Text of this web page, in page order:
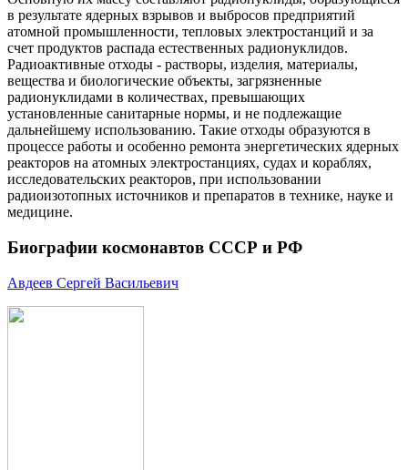
в результате ядерных взрывов и выбросов предприятий
атомной промышленности, тепловых электростанций и за
счет продуктов распада естественных радионуклидов.
Радиоактивные отходы - растворы, изделия, материалы,
вещества и биологические объекты, загрязненные
радионуклидами в количествах, превышающих
установленные санитарные нормы, и не подлежащие
дальнейшему использованию. Такие отходы образуются в
процессе работы и особенно ремонта энергетических ядерных
реакторов на атомных электростанциях, судах и кораблях,
исследовательских реакторов, при использовании
радиоизотопных источников и препаратов в технике, науке и
медицине.
Биографии космонавтов СССР и РФ
Авдеев Сергей Васильевич